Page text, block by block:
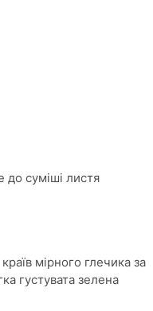
до суміші листя
мірного глечика за
густувата зелена